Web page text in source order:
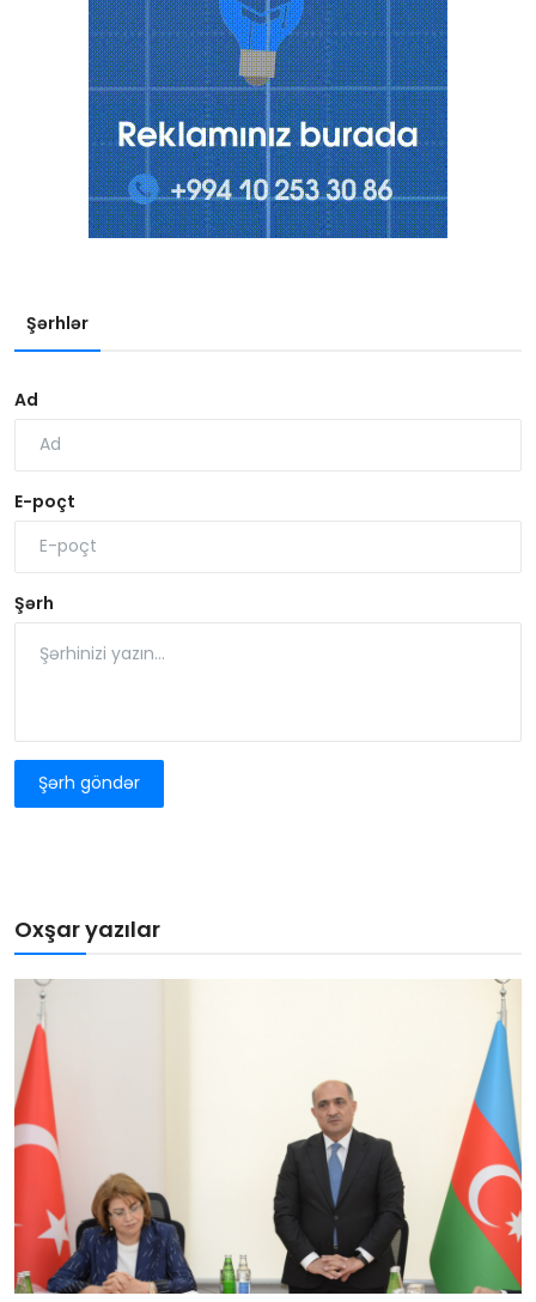
Şərhlər
Ad
E-poçt
Şərh
Şərh göndər
Oxşar yazılar